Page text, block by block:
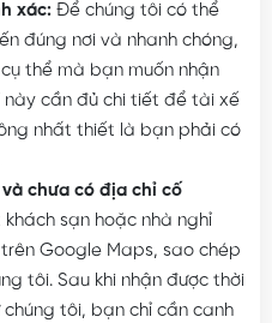
xác:Để chúng tôi có thể
đúng nơi và nhanh chóng,
thể mà bạn muốn nhận
cần đủ chi tiết để tài xế
nhất thiết là bạn phải có
chưa có địa chỉ cố
sạn hoặc nhà nghỉ
Google Maps, sao chép
tôi. Sau khi nhận được thời
tôi, bạn chỉ cần canh